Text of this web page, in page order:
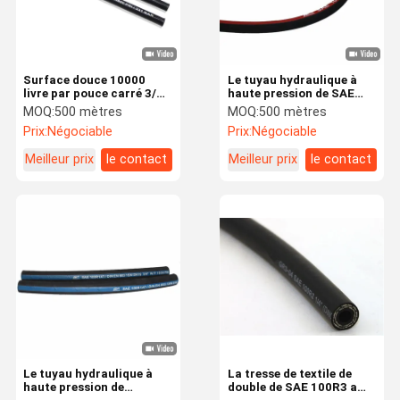
Des Produits
Le tuyau hydraulique à
haute pression de SAE
100 R1AT, câblent le
tuyau en caoutchouc
tressé
MOQ:500 mètres
Prix:Négociable
Meilleur prix
le contact
Surface douce 10000
livre par pouce carré 3/8"
tuyau de cric hydraulique
pour le système étayant
MOQ:500 mètres
Prix:Négociable
Meilleur prix
le contact
La tresse de textile de
double de SAE 100R3 a
Le tuyau hydraulique à
haute pression de